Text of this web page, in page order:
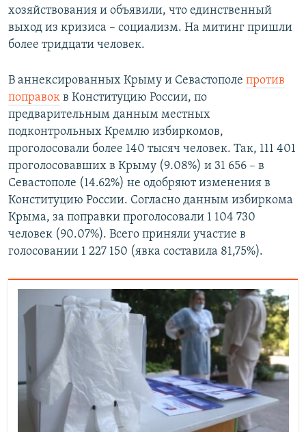
хозяйствования и объявили, что единственный
выход из кризиса – социализм. На митинг пришли
более тридцати человек.
В аннексированных Крыму и Севастополе против
поправок в Конституцию России, по
предварительным данным местных
подконтрольных Кремлю избиркомов,
проголосовали более 140 тысяч человек. Так, 111 401
проголосовавших в Крыму (9.08%) и 31 656 – в
Севастополе (14.62%) не одобряют изменения в
Конституцию России. Согласно данным избиркома
Крыма, за поправки проголосовали 1 104 730
человек (90.07%). Всего приняли участие в
голосовании 1 227 150 (явка составила 81,75%).